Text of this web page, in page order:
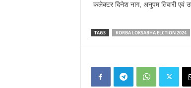
कलेक्टर दिनेश नाग, अनुपम तिवारी एवं
TAGS KORBA LOKSABHA ELCTION 2024